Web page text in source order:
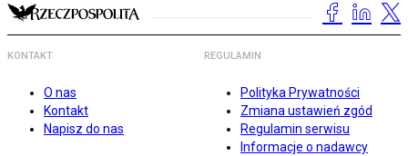
KONTAKT
O nas
Kontakt
Napisz do nas
REGULAMIN
Polityka Prywatności
Zmiana ustawień zgód
Regulamin serwisu
Informacje o nadawcy